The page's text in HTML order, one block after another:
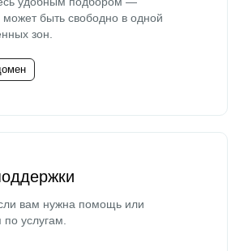
быть свободно в одной
зон.
вам нужна помощь или
по услугам.